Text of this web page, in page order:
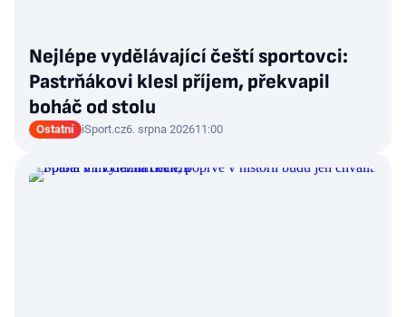
Nejlépe vydělávající čeští sportovci:
Pastrňákovi klesl příjem, překvapil
boháč od stolu
Ostatní iSport.cz6. srpna 202611:00